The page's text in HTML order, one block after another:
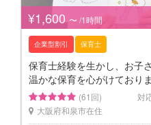
¥1,600 〜 /1時間
企業型割引 保育士
保育士経験を生かし、お子
温かな保育を心がけており
(61回) 対
大阪府和泉市在住